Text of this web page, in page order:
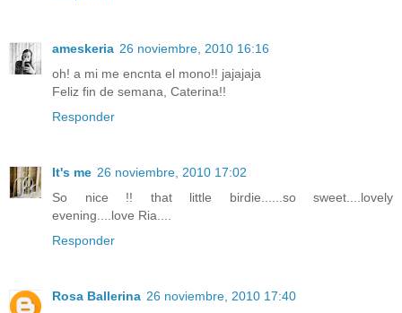
ameskeria 26 noviembre, 2010 16:16
oh! a mi me encnta el mono!! jajajaja
Feliz fin de semana, Caterina!!
Responder
It's me 26 noviembre, 2010 17:02
So nice !! that little birdie......so sweet....lovely
evening....love Ria....
Responder
Rosa Ballerina 26 noviembre, 2010 17:40